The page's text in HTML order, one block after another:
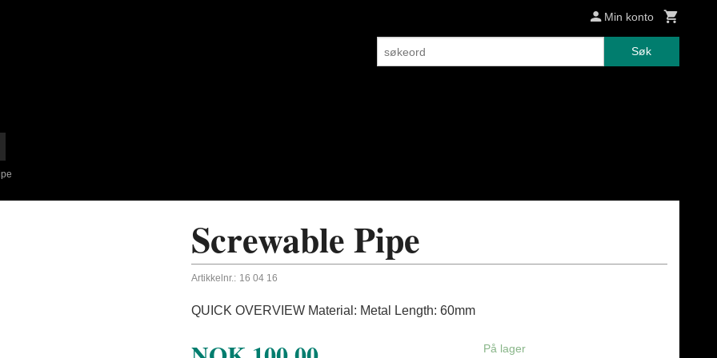
Min konto
Søk
Screwable Pipe
Artikkelnr.: 16 04 16
QUICK OVERVIEW Material: Metal Length: 60mm
På lager